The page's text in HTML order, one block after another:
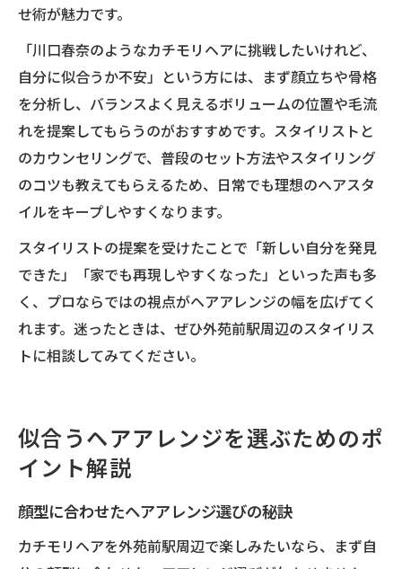
せ術が魅力です。
「川口春奈のようなカチモリヘアに挑戦したいけれど、
自分に似合うか不安」という方には、まず顔立ちや骨格
を分析し、バランスよく見えるボリュームの位置や毛流
れを提案してもらうのがおすすめです。スタイリストと
のカウンセリングで、普段のセット方法やスタイリング
のコツも教えてもらえるため、日常でも理想のヘアスタ
イルをキープしやすくなります。
スタイリストの提案を受けたことで「新しい自分を発見
できた」「家でも再現しやすくなった」といった声も多
く、プロならではの視点がヘアアレンジの幅を広げてく
れます。迷ったときは、ぜひ外苑前駅周辺のスタイリス
トに相談してみてください。
似合うヘアアレンジを選ぶためのポ
イント解説
顔型に合わせたヘアアレンジ選びの秘訣
カチモリヘアを外苑前駅周辺で楽しみたいなら、まず自